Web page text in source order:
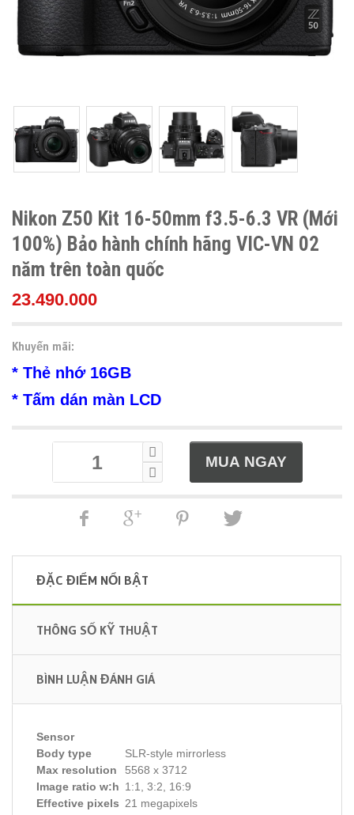
Nikon Z50 Kit 16-50mm f3.5-6.3 VR (Mới
100%) Bảo hành chính hãng VIC-VN 02
năm trên toàn quốc
23.490.000
Khuyến mãi:
* Thẻ nhớ 16GB
* Tấm dán màn LCD
ĐẶC ĐIỂM NỔI BẬT
THÔNG SỐ KỸ THUẬT
BÌNH LUẬN ĐÁNH GIÁ
Body type SLR-style mirrorless
Sensor
Max resolution
5568 x 3712
Image ratio w:h 1:1, 3:2, 16:9
Effective pixels 21 megapixels